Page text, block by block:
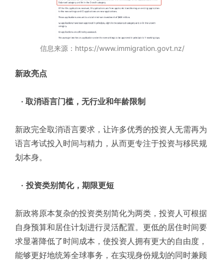
信息来源：https://www.immigration.govt.nz/
新政亮点
· 取消语言门槛，无行业和年龄限制
新政完全取消语言要求，让许多优秀的投资人无需再为
语言考试投入时间与精力，从而更专注于投资与移民规
划本身。
· 投资类别简化，期限更短
新政将原本复杂的投资类别简化为两类，投资人可根据
自身预算和居住计划进行灵活配置。更低的居住时间要
求显著降低了时间成本，使投资人拥有更大的自由度，
能够更好地统筹全球事务，在实现身份规划的同时兼顾